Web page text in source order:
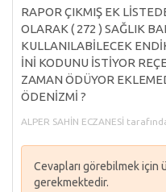
RAPOR ÇIKMIŞ EK
OLARAK ( 272 ) SAĞLIK
KULLANILABİLECEK
İNİ KODUNU İSTİYOR
ZAMAN ÖDÜYOR
ÖDENİZMİ ?
ALPER SAHİN ECZANESİ
Cevapları görebilmek için
gerekmektedir.